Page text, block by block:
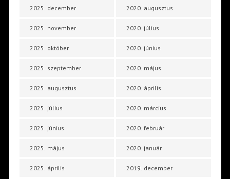
2025. december
2025. november
2025. október
2025. szeptember
2025. augusztus
2025. július
2025. június
2025. május
2025. április
2020. augusztus
2020. július
2020. június
2020. május
2020. április
2020. március
2020. február
2020. január
2019. december